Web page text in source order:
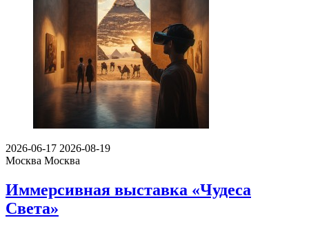
2026-06-17 2026-08-19
Москва Москва
Иммерсивная выставка «Чудеса
Света»